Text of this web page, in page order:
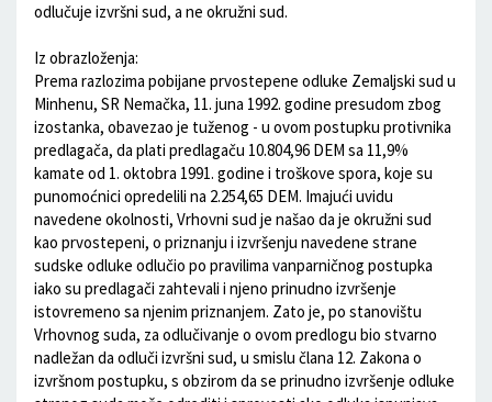
odlučuje izvršni sud, a ne okružni sud.
Iz obrazloženja:
Prema razlozima pobijane prvostepene odluke Zemaljski sud u
Minhenu, SR Nemačka, 11. juna 1992. godine presudom zbog
izostanka, obavezao je tuženog - u ovom postupku protivnika
predlagača, da plati predlagaču 10.804,96 DEM sa 11,9%
kamate od 1. oktobra 1991. godine i troškove spora, koje su
punomoćnici opredelili na 2.254,65 DEM. Imajući uvidu
navedene okolnosti, Vrhovni sud je našao da je okružni sud
kao prvostepeni, o priznanju i izvršenju navedene strane
sudske odluke odlučio po pravilima vanparničnog postupka
iako su predlagači zahtevali i njeno prinudno izvršenje
istovremeno sa njenim priznanjem. Zato je, po stanovištu
Vrhovnog suda, za odlučivanje o ovom predlogu bio stvarno
nadležan da odluči izvršni sud, u smislu člana 12. Zakona o
izvršnom postupku, s obzirom da se prinudno izvršenje odluke